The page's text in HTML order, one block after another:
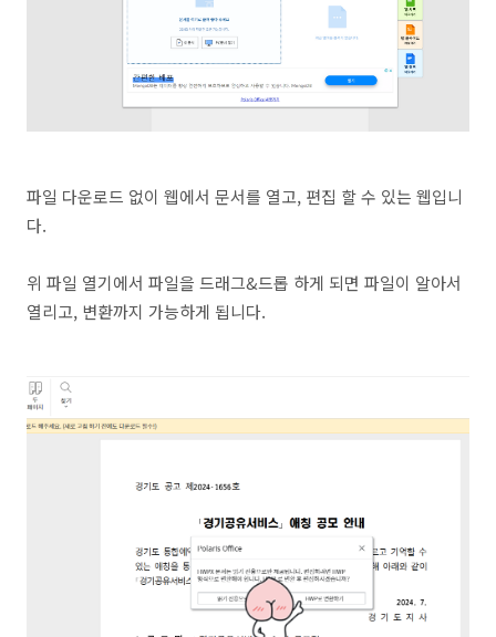
파일 다운로드 없이 웹에서 문서를 열고, 편집 할 수 있는 웹입니
다.
위 파일 열기에서 파일을 드래그&드롭 하게 되면 파일이 알아서
열리고, 변환까지 가능하게 됩니다.